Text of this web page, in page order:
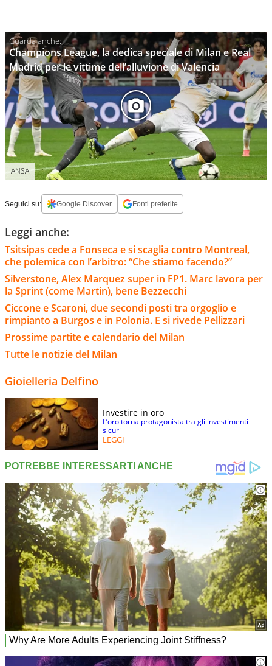
Champions League, la dedica speciale di Milan e Real
Madrid per le vittime dell’alluvione di Valencia
ANSA
Seguici su: Google Discover Fonti preferite
Leggi anche:
Tsitsipas cede a Fonseca e si scaglia contro Montreal,
che polemica con l’arbitro: “Che stiamo facendo?”
Silverstone, Alex Marquez super in FP1. Marc lavora per
la Sprint (come Martin), bene Bezzecchi
Ciccone e Scaroni, due secondi posti tra orgoglio e
rimpianto a Burgos e in Polonia. E si rivede Pellizzari
Prossime partite e calendario del Milan
Tutte le notizie del Milan
Gioielleria Delfino
Investire in oro
L’oro torna protagonista tra gli investimenti
sicuri
LEGGI